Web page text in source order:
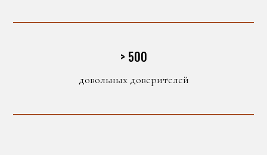
> 500
довольных доверителей